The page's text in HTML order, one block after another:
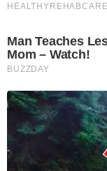
HEALTHYREHABCARE
Man Teaches
Mom – Watch!
BUZZDAY